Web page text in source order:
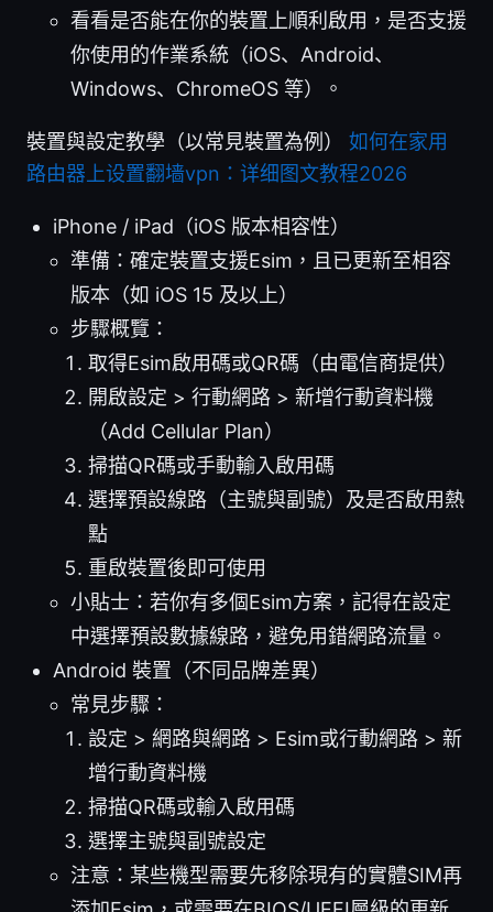
看看是否能在你的裝置上順利啟用，是否支援
你使用的作業系統（iOS、Android、
Windows、ChromeOS 等）。
裝置與設定教學（以常見裝置為例） 如何在家用
路由器上设置翻墙vpn：详细图文教程2026
iPhone / iPad（iOS 版本相容性）
準備：確定裝置支援Esim，且已更新至相容
版本（如 iOS 15 及以上）
步驟概覽：
取得Esim啟用碼或QR碼（由電信商提供）
開啟設定 > 行動網路 > 新增行動資料機
（Add Cellular Plan）
掃描QR碼或手動輸入啟用碼
選擇預設線路（主號與副號）及是否啟用熱
點
重啟裝置後即可使用
小貼士：若你有多個Esim方案，記得在設定
中選擇預設數據線路，避免用錯網路流量。
Android 裝置（不同品牌差異）
常見步驟：
設定 > 網路與網路 > Esim或行動網路 > 新
增行動資料機
掃描QR碼或輸入啟用碼
選擇主號與副號設定
注意：某些機型需要先移除現有的實體SIM再